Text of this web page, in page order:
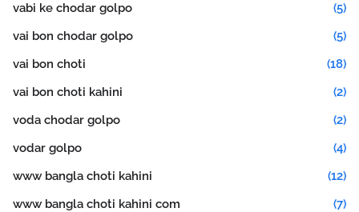
vabi ke chodar golpo
(5)
vai bon chodar golpo
(5)
vai bon choti
(18)
vai bon choti kahini
(2)
voda chodar golpo
(2)
vodar golpo
(4)
www bangla choti kahini
(12)
www bangla choti kahini com
(7)